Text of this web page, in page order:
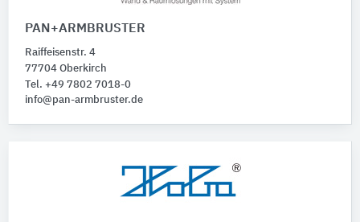
PAN+ARMBRUSTER
Raiffeisenstr. 4
77704 Oberkirch
Tel. +49 7802 7018-0
info@pan-armbruster.de